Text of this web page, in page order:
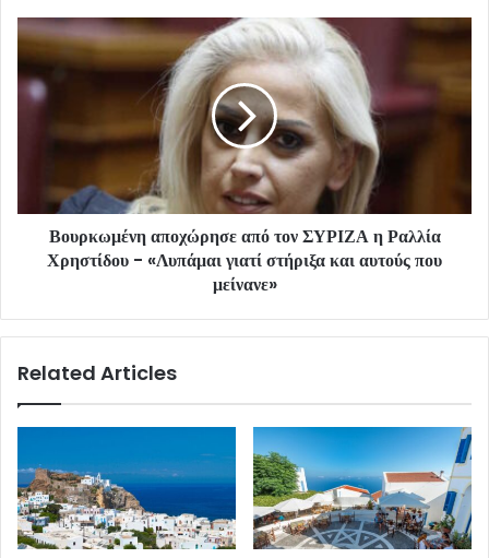
Βουρκωμένη αποχώρησε από τον ΣΥΡΙΖΑ η Ραλλία
Χρηστίδου - «Λυπάμαι γιατί στήριξα και αυτούς που
μείνανε»
Related Articles